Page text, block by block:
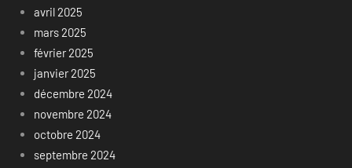
avril 2025
mars 2025
février 2025
janvier 2025
décembre 2024
novembre 2024
octobre 2024
septembre 2024